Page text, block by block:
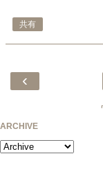
共有
‹
ARCHIVE